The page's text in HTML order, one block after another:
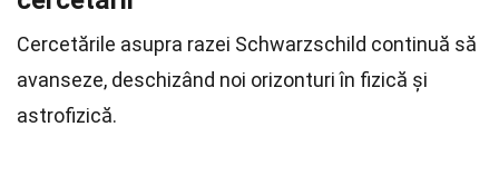
Cercetările asupra razei Schwarzschild continuă să
avanseze, deschizând noi orizonturi în fizică și
astrofizică.